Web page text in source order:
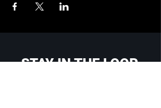
STAY IN THE LOOP